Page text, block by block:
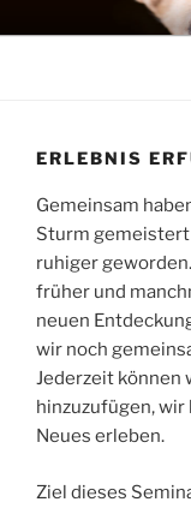
InhaltMENSCH
Training, Seminare,
ERLEBNIS
Gemeinsam
Sturm gemeistert
ruhiger
früher und
neuen
wir noch
Jederzeit können
hinzuzufügen, wir
Neues erleben.
Ziel dieses